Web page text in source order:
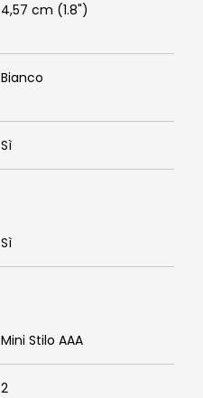
4,57 cm (1.8")
Bianco
Sì
Sì
Mini Stilo AAA
2